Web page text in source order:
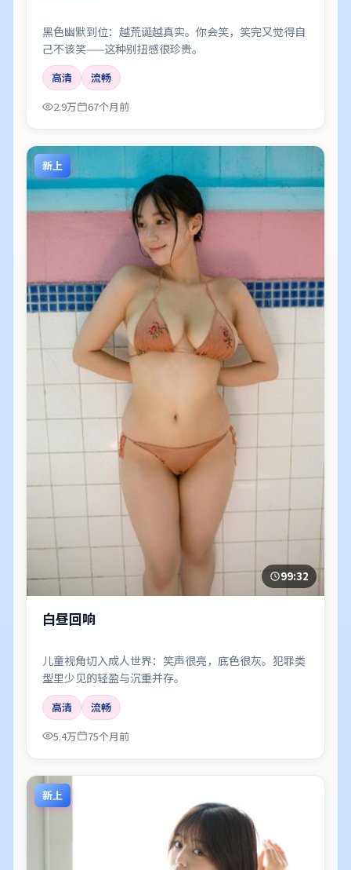
黑色幽默到位：越荒诞越真实。你会笑，笑完又觉得自
己不该笑——这种别扭感很珍贵。
高清
流畅
2.9万
67个月前
新上
99:32
白昼回响
儿童视角切入成人世界：笑声很亮，底色很灰。犯罪类
型里少见的轻盈与沉重并存。
高清
流畅
5.4万
75个月前
新上